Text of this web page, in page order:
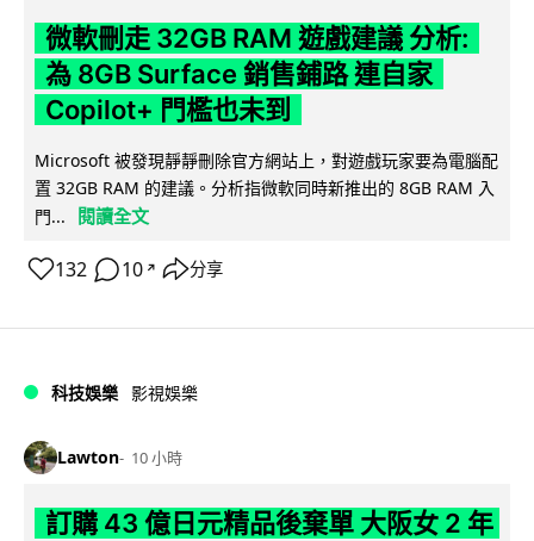
微軟刪走 32GB RAM 遊戲建議 分析:
為 8GB Surface 銷售鋪路 連自家
Copilot+ 門檻也未到
Microsoft 被發現靜靜刪除官方網站上，對遊戲玩家要為電腦配
置 32GB RAM 的建議。分析指微軟同時新推出的 8GB RAM 入
門...
閱讀全文
132 10 ↗ 分享
科技娛樂 影視娛樂
Lawton 10 小時
訂購 43 億日元精品後棄單 大阪女 2 年